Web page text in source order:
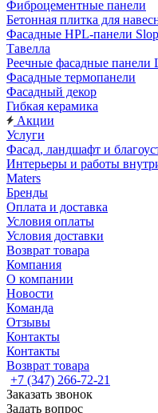
Фиброцементные панели
Бетонная плитка для
Фасадные HPL-панели
Тавелла
Реечные фасадные панели
Фасадные термопанели
Фасадный декор
Гибкая керамика
Акции
Услуги
Фасад, ландшафт и
Интерьеры и работы
Maters
Бренды
Оплата и доставка
Условия оплаты
Условия доставки
Возврат товара
Компания
О компании
Новости
Команда
Отзывы
Контакты
Контакты
Возврат товара
+7 (347) 266-72-21
Заказать звонок
Задать вопрос